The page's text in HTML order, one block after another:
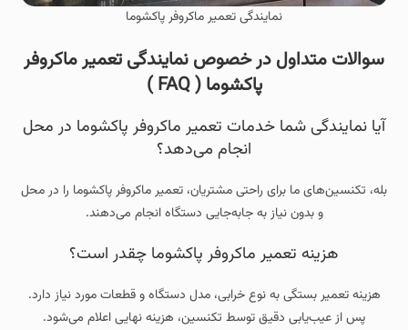
نمایندگی تعمیر ماکروفر پاکشوما
سوالات متداول در خصوص نمایندگی تعمیر ماکروفر
پاکشوما ( FAQ )
آیا نمایندگی شما خدمات تعمیر ماکروفر پاکشوما در محل
انجام می‌دهد؟
بله، تکنسین‌های ما برای راحتی مشتریان، تعمیر ماکروفر پاکشوما را در محل
و بدون نیاز به جابه‌جایی دستگاه انجام می‌دهند.
هزینه تعمیر ماکروفر پاکشوما چقدر است؟
هزینه تعمیر بستگی به نوع خرابی، مدل دستگاه و قطعات مورد نیاز دارد.
پس از عیب‌یابی دقیق توسط تکنسین، هزینه نهایی اعلام می‌شود.